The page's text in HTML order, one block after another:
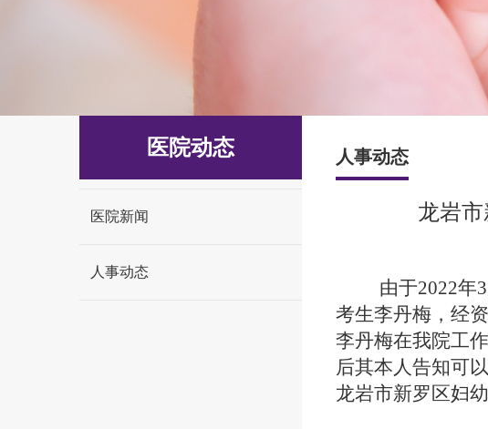
医院动态
医院新闻
人事动态
人事动态
龙岩
由于2022年
考生李丹梅，经
李丹梅在我院工
后其本人告知可
龙岩市新罗区妇